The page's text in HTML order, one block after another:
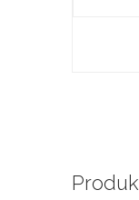
Produk